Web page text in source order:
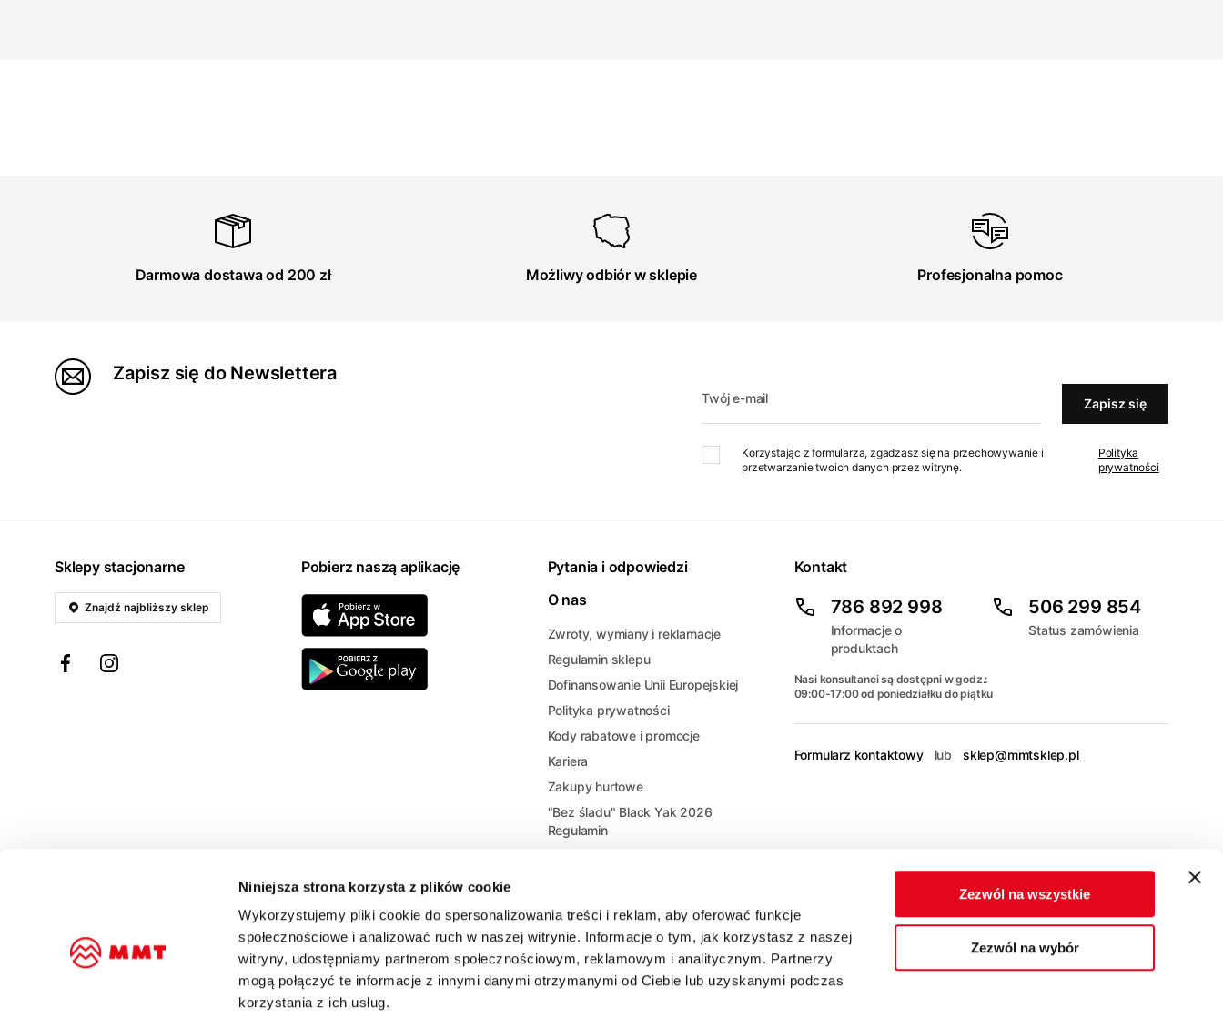
Niniejsza strona korzysta z plików cookie
Wykorzystujemy pliki cookie do spersonalizowania treści i reklam, aby oferować funkcje
społecznościowe i analizować ruch w naszej witrynie. Informacje o tym, jak korzystasz z naszej
witryny, udostępniamy partnerom społecznościowym, reklamowym i analitycznym. Partnerzy
mogą połączyć te informacje z innymi danymi otrzymanymi od Ciebie lub uzyskanymi podczas
korzystania z ich usług.
Zezwól na wszystkie
Zezwól na wybór
Darmowa dostawa od 200 zł Możliwy odbiór w sklepie Profesjonalna pomoc
Zapisz się do Newslettera
Twój e-mail Zapisz się
Korzystając z formularza, zgadzasz się na przechowywanie i
przetwarzanie twoich danych przez witrynę.
Polityka
prywatności
Sklepy stacjonarne
Znajdź najbliższy sklep
Pobierz naszą aplikację
Pytania i odpowiedzi
O nas
Zwroty, wymiany i reklamacje
Regulamin sklepu
Dofinansowanie Unii Europejskiej
Polityka prywatności
Kody rabatowe i promocje
Kariera
Zakupy hurtowe
"Bez śladu" Black Yak 2026
Regulamin
Kontakt
786 892 998
Informacje o
produktach
506 299 854
Status zamówienia
Nasi konsultanci są dostępni w godz.:
09:00-17:00 od poniedziałku do piątku
Formularz kontaktowy lub sklep@mmtsklep.pl